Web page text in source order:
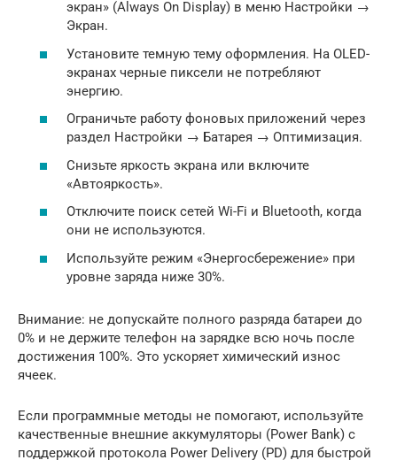
экран» (Always On Display) в меню Настройки →
Экран.
Установите темную тему оформления. На OLED-
экранах черные пиксели не потребляют
энергию.
Ограничьте работу фоновых приложений через
раздел Настройки → Батарея → Оптимизация.
Снизьте яркость экрана или включите
«Автояркость».
Отключите поиск сетей Wi-Fi и Bluetooth, когда
они не используются.
Используйте режим «Энергосбережение» при
уровне заряда ниже 30%.
Внимание: не допускайте полного разряда батареи до
0% и не держите телефон на зарядке всю ночь после
достижения 100%. Это ускоряет химический износ
ячеек.
Если программные методы не помогают, используйте
качественные внешние аккумуляторы (Power Bank) с
поддержкой протокола Power Delivery (PD) для быстрой